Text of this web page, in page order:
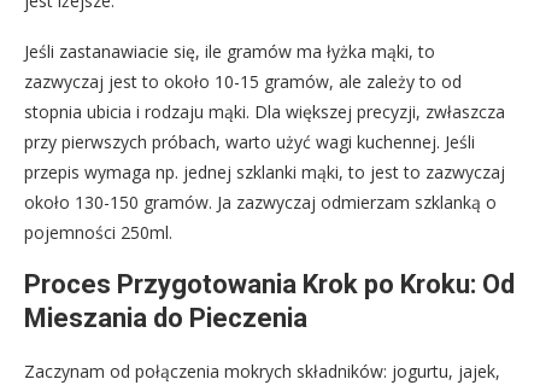
Jeśli zastanawiacie się, ile gramów ma łyżka mąki, to
zazwyczaj jest to około 10-15 gramów, ale zależy to od
stopnia ubicia i rodzaju mąki. Dla większej precyzji, zwłaszcza
przy pierwszych próbach, warto użyć wagi kuchennej. Jeśli
przepis wymaga np. jednej szklanki mąki, to jest to zazwyczaj
około 130-150 gramów. Ja zazwyczaj odmierzam szklanką o
pojemności 250ml.
Proces Przygotowania Krok po Kroku: Od
Mieszania do Pieczenia
Zaczynam od połączenia mokrych składników: jogurtu, jajek,